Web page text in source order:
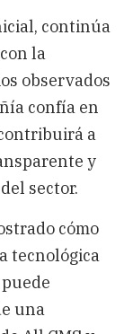
continúa
la
observados
confía en
a
y
sector.
cómo
tecnológica
una